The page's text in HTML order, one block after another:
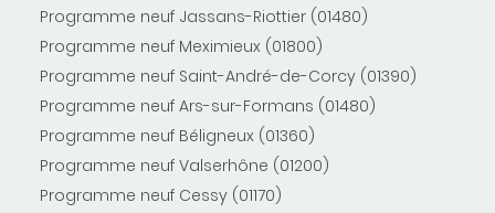
Programme neuf Jassans-Riottier (01480)
Programme neuf Meximieux (01800)
Programme neuf Saint-André-de-Corcy (01390)
Programme neuf Ars-sur-Formans (01480)
Programme neuf Béligneux (01360)
Programme neuf Valserhône (01200)
Programme neuf Cessy (01170)